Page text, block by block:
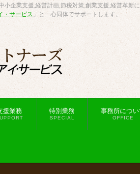
企業支援,経営計画,節税対策,創業支援,経営革新
・サービス 」と一心同体でサポートします。
援業務 特別業務
SPECIAL
事務所につい
OFFICE